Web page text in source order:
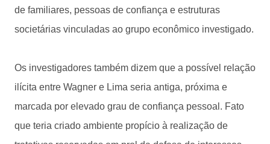
de familiares, pessoas de confiança e estruturas
societárias vinculadas ao grupo econômico investigado.
Os investigadores também dizem que a possível relação
ilícita entre Wagner e Lima seria antiga, próxima e
marcada por elevado grau de confiança pessoal. Fato
que teria criado ambiente propício à realização de